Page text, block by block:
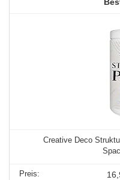
Creative Deco